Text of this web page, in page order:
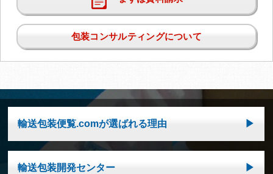
包装コンサルティングについて
輸送包装便覧.comが選ばれる理由
輸送包装開発センター